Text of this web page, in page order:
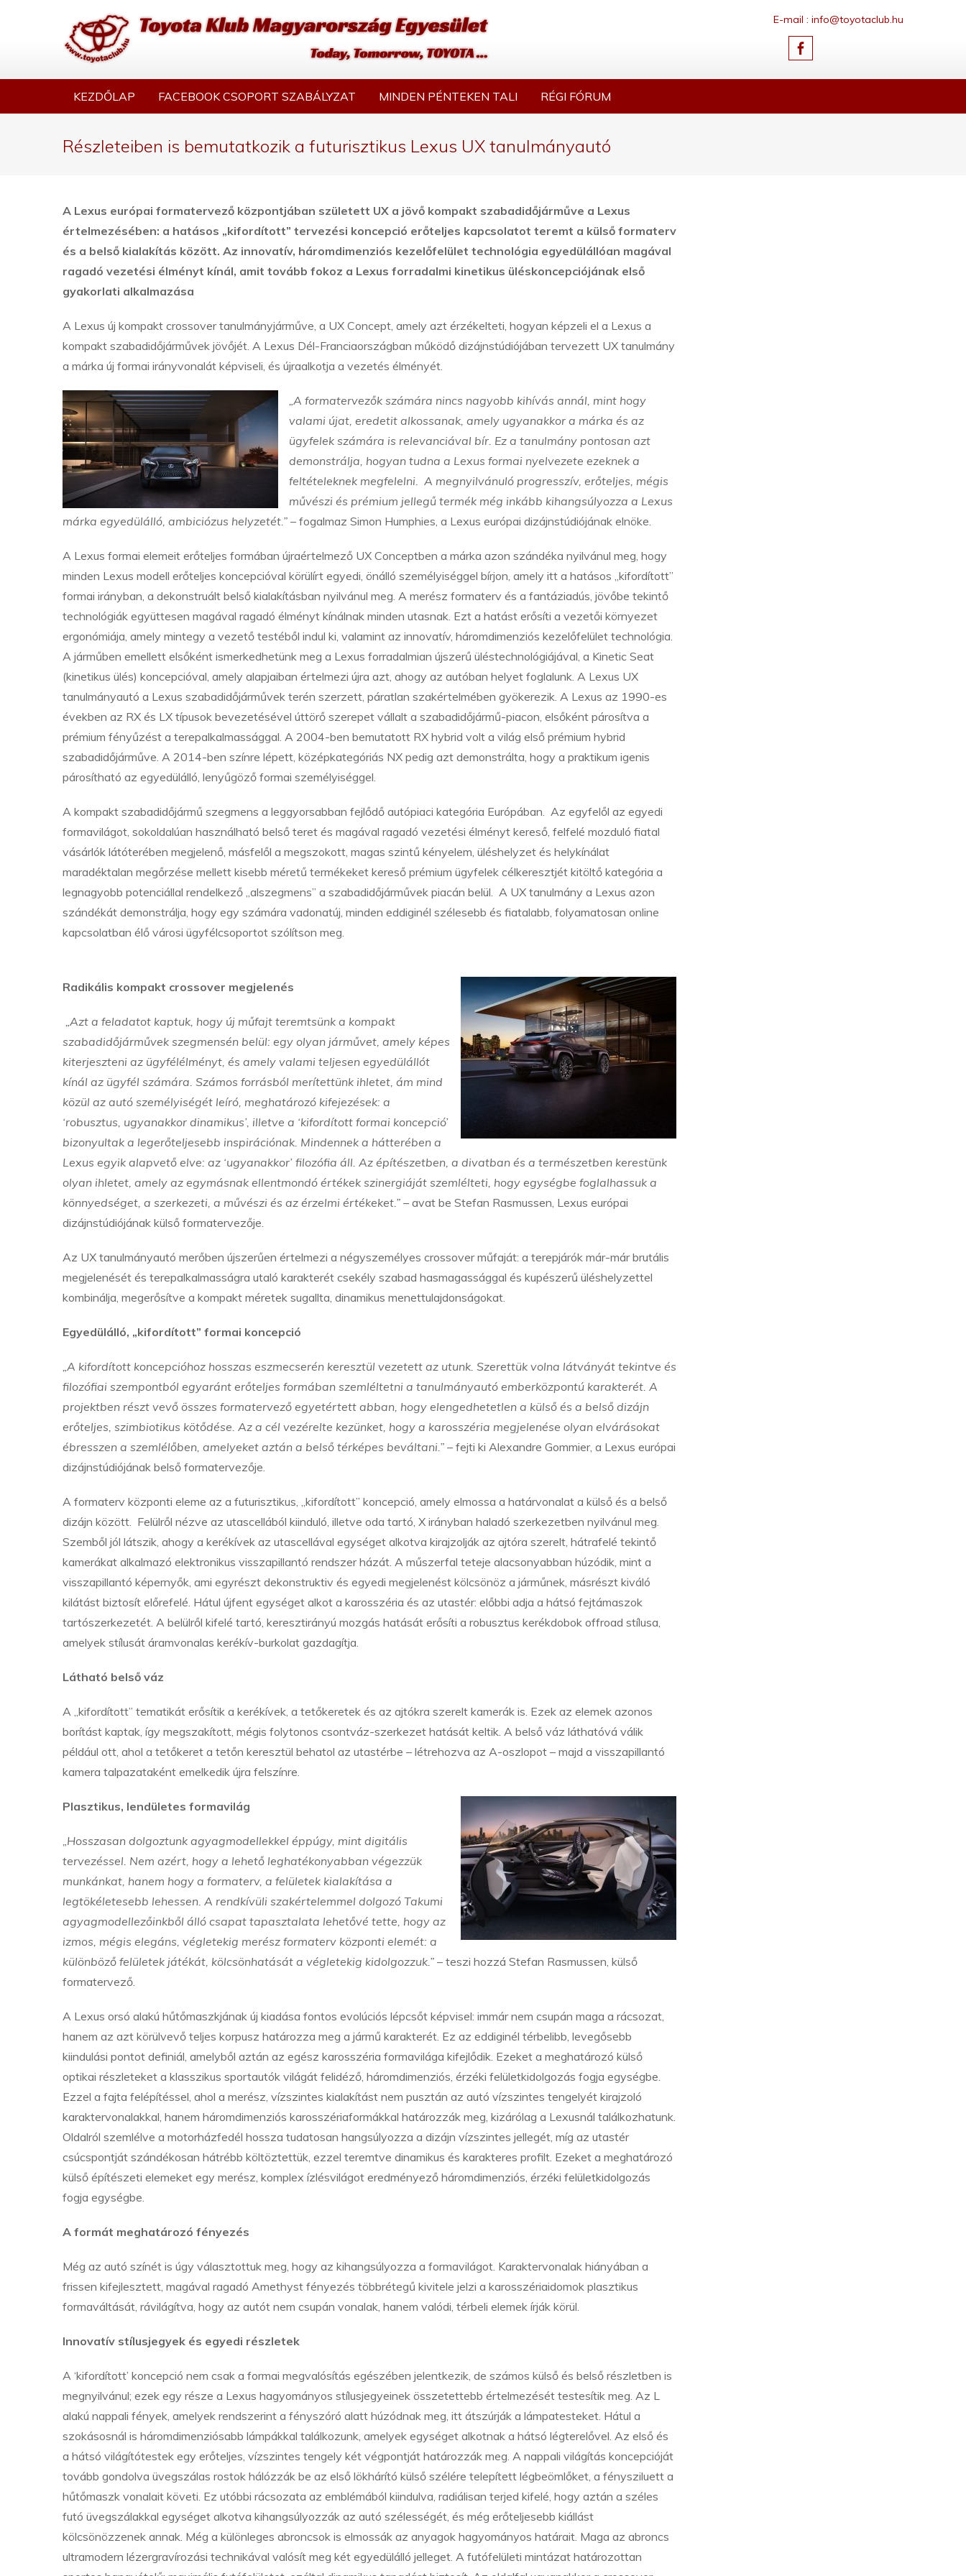
E-mail : info@toyotaclub.hu
KEZDŐLAP FACEBOOK CSOPORT SZABÁLYZAT MINDEN PÉNTEKEN TALI RÉGI FÓRUM
Részleteiben is bemutatkozik a futurisztikus Lexus UX tanulmányautó
A Lexus európai formatervező központjában született UX a jövő kompakt szabadidőjárműve a Lexus
értelmezésében: a hatásos „kifordított” tervezési koncepció erőteljes kapcsolatot teremt a külső formaterv
és a belső kialakítás között. Az innovatív, háromdimenziós kezelőfelület technológia egyedülállóan magával
ragadó vezetési élményt kínál, amit tovább fokoz a Lexus forradalmi kinetikus üléskoncepciójának első
gyakorlati alkalmazása
A Lexus új kompakt crossover tanulmányjárműve, a UX Concept, amely azt érzékelteti, hogyan képzeli el a Lexus a
kompakt szabadidőjárművek jövőjét. A Lexus Dél-Franciaországban működő dizájnstúdiójában tervezett UX tanulmány
a márka új formai irányvonalát képviseli, és újraalkotja a vezetés élményét.
„A formatervezők számára nincs nagyobb kihívás annál, mint hogy
valami újat, eredetit alkossanak, amely ugyanakkor a márka és az
ügyfelek számára is relevanciával bír. Ez a tanulmány pontosan azt
demonstrálja, hogyan tudna a Lexus formai nyelvezete ezeknek a
feltételeknek megfelelni. A megnyilvánuló progresszív, erőteljes, mégis
művészi és prémium jellegű termék még inkább kihangsúlyozza a Lexus
márka egyedülálló, ambiciózus helyzetét.” – fogalmaz Simon Humphies, a Lexus európai dizájnstúdiójának elnöke.
A Lexus formai elemeit erőteljes formában újraértelmező UX Conceptben a márka azon szándéka nyilvánul meg, hogy
minden Lexus modell erőteljes koncepcióval körülírt egyedi, önálló személyiséggel bírjon, amely itt a hatásos „kifordított”
formai irányban, a dekonstruált belső kialakításban nyilvánul meg. A merész formaterv és a fantáziadús, jövőbe tekintő
technológiák együttesen magával ragadó élményt kínálnak minden utasnak. Ezt a hatást erősíti a vezetői környezet
ergonómiája, amely mintegy a vezető testéből indul ki, valamint az innovatív, háromdimenziós kezelőfelület technológia.
A járműben emellett elsőként ismerkedhetünk meg a Lexus forradalmian újszerű üléstechnológiájával, a Kinetic Seat
(kinetikus ülés) koncepcióval, amely alapjaiban értelmezi újra azt, ahogy az autóban helyet foglalunk. A Lexus UX
tanulmányautó a Lexus szabadidőjárművek terén szerzett, páratlan szakértelmében gyökerezik. A Lexus az 1990-es
években az RX és LX típusok bevezetésével úttörő szerepet vállalt a szabadidőjármű-piacon, elsőként párosítva a
prémium fényűzést a terepalkalmassággal. A 2004-ben bemutatott RX hybrid volt a világ első prémium hybrid
szabadidőjárműve. A 2014-ben színre lépett, középkategóriás NX pedig azt demonstrálta, hogy a praktikum igenis
párosítható az egyedülálló, lenyűgöző formai személyiséggel.
A kompakt szabadidőjármű szegmens a leggyorsabban fejlődő autópiaci kategória Európában. Az egyfelől az egyedi
formavilágot, sokoldalúan használható belső teret és magával ragadó vezetési élményt kereső, felfelé mozduló fiatal
vásárlók látóterében megjelenő, másfelől a megszokott, magas szintű kényelem, üléshelyzet és helykínálat
maradéktalan megőrzése mellett kisebb méretű termékeket kereső prémium ügyfelek célkeresztjét kitöltő kategória a
legnagyobb potenciállal rendelkező „alszegmens” a szabadidőjárművek piacán belül. A UX tanulmány a Lexus azon
szándékát demonstrálja, hogy egy számára vadonatúj, minden eddiginél szélesebb és fiatalabb, folyamatosan online
kapcsolatban élő városi ügyfélcsoportot szólítson meg.
Radikális kompakt crossover megjelenés
„Azt a feladatot kaptuk, hogy új műfajt teremtsünk a kompakt
szabadidőjárművek szegmensén belül: egy olyan járművet, amely képes
kiterjeszteni az ügyfélélményt, és amely valami teljesen egyedülállót
kínál az ügyfél számára. Számos forrásból merítettünk ihletet, ám mind
közül az autó személyiségét leíró, meghatározó kifejezések: a
‘robusztus, ugyanakkor dinamikus’, illetve a ‘kifordított formai koncepció’
bizonyultak a legerőteljesebb inspirációnak. Mindennek a hátterében a
Lexus egyik alapvető elve: az ‘ugyanakkor’ filozófia áll. Az építészetben, a divatban és a természetben kerestünk
olyan ihletet, amely az egymásnak ellentmondó értékek szinergiáját szemlélteti, hogy egységbe foglalhassuk a
könnyedséget, a szerkezeti, a művészi és az érzelmi értékeket.” – avat be Stefan Rasmussen, Lexus európai
dizájnstúdiójának külső formatervezője.
Az UX tanulmányautó merőben újszerűen értelmezi a négyszemélyes crossover műfaját: a terepjárók már-már brutális
megjelenését és terepalkalmasságra utaló karakterét csekély szabad hasmagassággal és kupészerű üléshelyzettel
kombinálja, megerősítve a kompakt méretek sugallta, dinamikus menettulajdonságokat.
Egyedülálló, „kifordított” formai koncepció
„A kifordított koncepcióhoz hosszas eszmecserén keresztül vezetett az utunk. Szerettük volna látványát tekintve és
filozófiai szempontból egyaránt erőteljes formában szemléltetni a tanulmányautó emberközpontú karakterét. A
projektben részt vevő összes formatervező egyetértett abban, hogy elengedhetetlen a külső és a belső dizájn
erőteljes, szimbiotikus kötődése. Az a cél vezérelte kezünket, hogy a karosszéria megjelenése olyan elvárásokat
ébresszen a szemlélőben, amelyeket aztán a belső térképes beváltani.” – fejti ki Alexandre Gommier, a Lexus európai
dizájnstúdiójának belső formatervezője.
A formaterv központi eleme az a futurisztikus, „kifordított” koncepció, amely elmossa a határvonalat a külső és a belső
dizájn között. Felülről nézve az utascellából kiinduló, illetve oda tartó, X irányban haladó szerkezetben nyilvánul meg.
Szemből jól látszik, ahogy a kerékívek az utascellával egységet alkotva kirajzolják az ajtóra szerelt, hátrafelé tekintő
kamerákat alkalmazó elektronikus visszapillantó rendszer házát. A műszerfal teteje alacsonyabban húzódik, mint a
visszapillantó képernyők, ami egyrészt dekonstruktiv és egyedi megjelenést kölcsönöz a járműnek, másrészt kiváló
kilátást biztosít előrefelé. Hátul újfent egységet alkot a karosszéria és az utastér: előbbi adja a hátsó fejtámaszok
tartószerkezetét. A belülről kifelé tartó, keresztirányú mozgás hatását erősíti a robusztus kerékdobok offroad stílusa,
amelyek stílusát áramvonalas kerékív-burkolat gazdagítja.
Látható belső váz
A „kifordított” tematikát erősítik a kerékívek, a tetőkeretek és az ajtókra szerelt kamerák is. Ezek az elemek azonos
borítást kaptak, így megszakított, mégis folytonos csontváz-szerkezet hatását keltik. A belső váz láthatóvá válik
például ott, ahol a tetőkeret a tetőn keresztül behatol az utastérbe – létrehozva az A-oszlopot – majd a visszapillantó
kamera talpazataként emelkedik újra felszínre.
Plasztikus, lendületes formavilág
„Hosszasan dolgoztunk agyagmodellekkel éppúgy, mint digitális
tervezéssel. Nem azért, hogy a lehető leghatékonyabban végezzük
munkánkat, hanem hogy a formaterv, a felületek kialakítása a
legtökéletesebb lehessen. A rendkívüli szakértelemmel dolgozó Takumi
agyagmodellezőinkből álló csapat tapasztalata lehetővé tette, hogy az
izmos, mégis elegáns, végletekig merész formaterv központi elemét: a
különböző felületek játékát, kölcsönhatását a végletekig kidolgozzuk.” – teszi hozzá Stefan Rasmussen, külső
formatervező.
A Lexus orsó alakú hűtőmaszkjának új kiadása fontos evolúciós lépcsőt képvisel: immár nem csupán maga a rácsozat,
hanem az azt körülvevő teljes korpusz határozza meg a jármű karakterét. Ez az eddiginél térbelibb, levegősebb
kiindulási pontot definiál, amelyből aztán az egész karosszéria formavilága kifejlődik. Ezeket a meghatározó külső
optikai részleteket a klasszikus sportautók világát felidéző, háromdimenziós, érzéki felületkidolgozás fogja egységbe.
Ezzel a fajta felépítéssel, ahol a merész, vízszintes kialakítást nem pusztán az autó vízszintes tengelyét kirajzoló
karaktervonalakkal, hanem háromdimenziós karosszériaformákkal határozzák meg, kizárólag a Lexusnál találkozhatunk.
Oldalról szemlélve a motorházfedél hossza tudatosan hangsúlyozza a dizájn vízszintes jellegét, míg az utastér
csúcspontját szándékosan hátrébb költöztettük, ezzel teremtve dinamikus és karakteres profilt. Ezeket a meghatározó
külső építészeti elemeket egy merész, komplex ízlésvilágot eredményező háromdimenziós, érzéki felületkidolgozás
fogja egységbe.
A formát meghatározó fényezés
Még az autó színét is úgy választottuk meg, hogy az kihangsúlyozza a formavilágot. Karaktervonalak hiányában a
frissen kifejlesztett, magával ragadó Amethyst fényezés többrétegű kivitele jelzi a karosszériaidomok plasztikus
formaváltását, rávilágítva, hogy az autót nem csupán vonalak, hanem valódi, térbeli elemek írják körül.
Innovatív stílusjegyek és egyedi részletek
A ‘kifordított’ koncepció nem csak a formai megvalósítás egészében jelentkezik, de számos külső és belső részletben is
megnyilvánul; ezek egy része a Lexus hagyományos stílusjegyeinek összetettebb értelmezését testesítik meg. Az L
alakú nappali fények, amelyek rendszerint a fényszóró alatt húzódnak meg, itt átszúrják a lámpatesteket. Hátul a
szokásosnál is háromdimenziósabb lámpákkal találkozunk, amelyek egységet alkotnak a hátsó légterelővel. Az első és
a hátsó világítótestek egy erőteljes, vízszintes tengely két végpontját határozzák meg. A nappali világítás koncepcióját
tovább gondolva üvegszálas rostok hálózzák be az első lökhárító külső szélére telepített légbeömlőket, a fénysziluett a
hűtőmaszk vonalait követi. Ez utóbbi rácsozata az emblémából kiindulva, radiálisan terjed kifelé, hogy aztán a széles
futó üvegszálakkal egységet alkotva kihangsúlyozzák az autó szélességét, és még erőteljesebb kiállást
kölcsönözzenek annak. Még a különleges abroncsok is elmossák az anyagok hagyományos határait. Maga az abroncs
ultramodern lézergravírozási technikával valósít meg két egyedülálló jelleget. A futófelületi mintázat határozottan